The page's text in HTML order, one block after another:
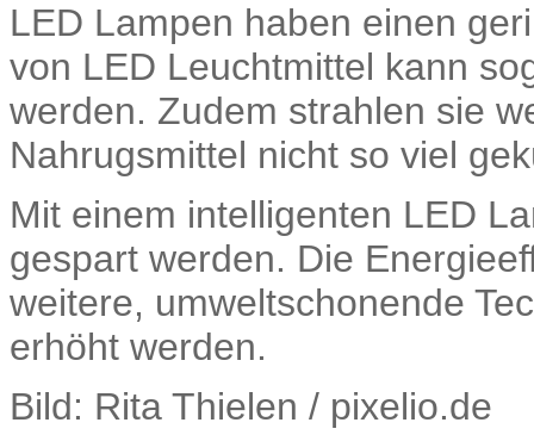
LED Lampen haben einen
von LED Leuchtmittel kann
werden. Zudem strahlen sie
Nahrugsmittel nicht so viel
Mit einem intelligenten LED
gespart werden. Die
weitere, umweltschonende
erhöht werden.
Bild: Rita Thielen / pixelio.de